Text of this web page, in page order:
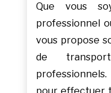
Que vous
professionnel
vous propose
de